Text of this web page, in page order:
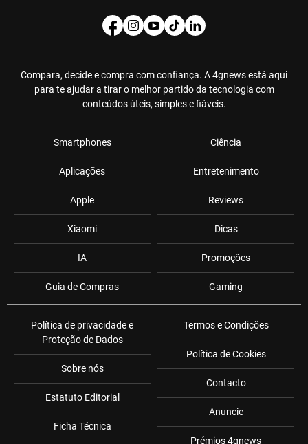
Compara, decide e compra com confiança. A 4gnews está aqui
para te ajudar a tirar o melhor partido da tecnologia com
conteúdos úteis, simples e fiáveis.
Smartphones
Aplicações
Apple
Xiaomi
IA
Guia de Compras
Ciência
Entretenimento
Reviews
Dicas
Promoções
Gaming
Política de privacidade e
Proteção de Dados
Sobre nós
Estatuto Editorial
Ficha Técnica
Termos e Condições
Política de Cookies
Contacto
Anuncie
Prémios 4gnews